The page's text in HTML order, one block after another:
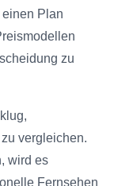
Plan
zu
vergleichen.
wird es
Fernsehen